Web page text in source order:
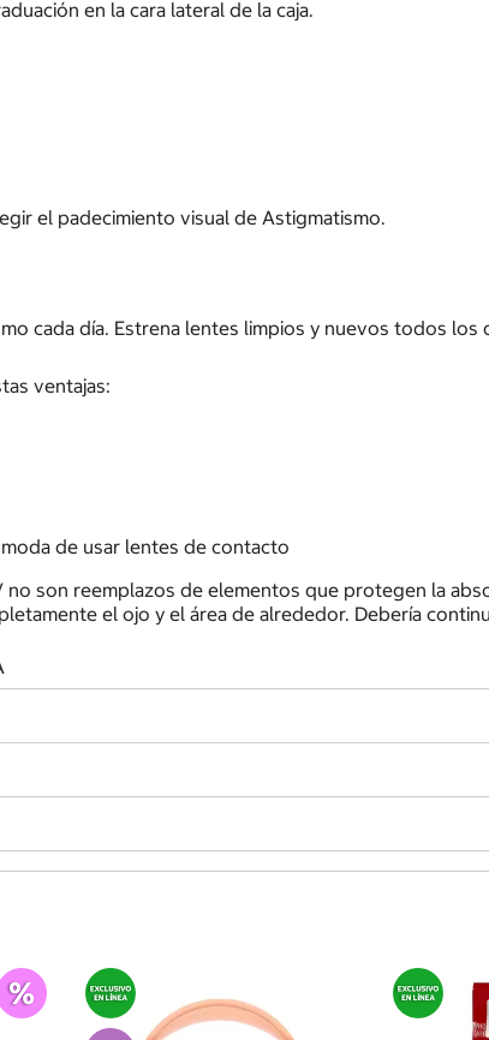
en la cara lateral de la caja.
el padecimiento visual de Astigmatismo.
cada día. Estrena lentes limpios y nuevos todos los
ventajas:
de usar lentes de contacto
son reemplazos de elementos que protegen la
el ojo y el área de alrededor. Debería